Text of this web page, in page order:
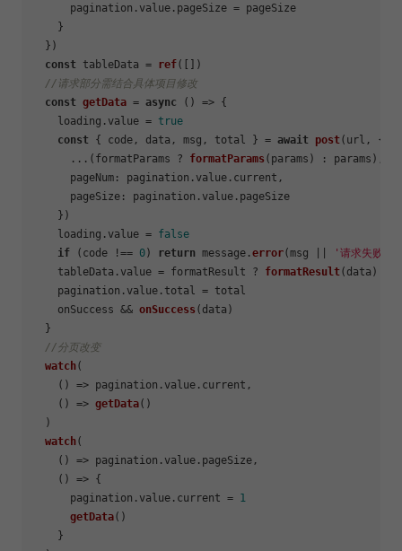
      pagination.
value . pageSize = pageSize
    }
  })
const tableData = ref([])
//请求部分需结合具体项目修改
const getData = async ( ) => {
loading. value = true
const { code, data, msg, total } = await post(url, {
...(formatParams ? formatParams (params) : params),
pageNum : pagination. value . current ,
pageSize : pagination. value . pageSize
})
loading. value = false
if (code !== 0) return message.error(msg || '请求失败'
tableData. value = formatResult ? formatResult(data) :
pagination. value . total
= total
onSuccess && onSuccess (data)
}
//分页改变
watch(
() => pagination. value . current ,
() => getData()
  )
watch(
() => pagination. value . pageSize ,
() => {
      pagination.
value . current = 1
getData()
    }